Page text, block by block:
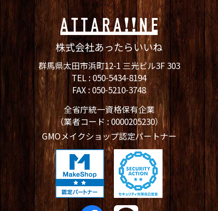
株式会社あったらいいね
群馬県太田市浜町12-1 三光ビル3F 303
TEL : 050-5434-8194
FAX : 050-5210-3748
全省庁統一資格保有企業
（業者コード : 0000205230）
GMOメイクショップ認定パートナー